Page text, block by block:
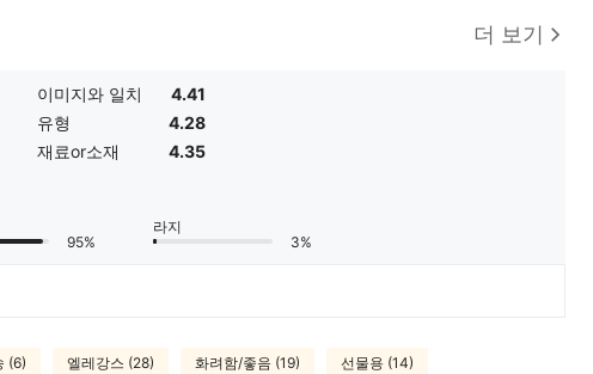
더 보기
이미지와 일치
4.41
유형
4.28
재료or소재
4.35
95%
라지
3%
(6) 엘레강스 (28) 화려함/좋음 (19) 선물용 (14)